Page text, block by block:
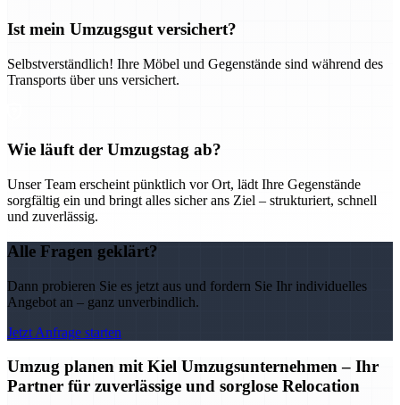
Ist mein Umzugsgut versichert?
Selbstverständlich! Ihre Möbel und Gegenstände sind während des
Transports über uns versichert.
Wie läuft der Umzugstag ab?
Unser Team erscheint pünktlich vor Ort, lädt Ihre Gegenstände
sorgfältig ein und bringt alles sicher ans Ziel – strukturiert, schnell
und zuverlässig.
Alle Fragen geklärt?
Dann probieren Sie es jetzt aus und fordern Sie Ihr individuelles
Angebot an – ganz unverbindlich.
Jetzt Anfrage starten
Umzug planen mit Kiel Umzugsunternehmen – Ihr
Partner für zuverlässige und sorglose Relocation